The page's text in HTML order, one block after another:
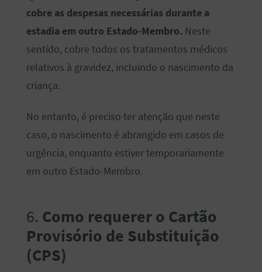
cobre as despesas necessárias durante a
estadia em outro Estado-Membro. Neste
sentido, cobre todos os tratamentos médicos
relativos à gravidez, incluindo o nascimento da
criança.
No entanto, é preciso ter atenção que neste
caso, o nascimento é abrangido em casos de
urgência, enquanto estiver temporariamente
em outro Estado-Membro.
6. Como requerer o Cartão
Provisório de Substituição
(CPS)